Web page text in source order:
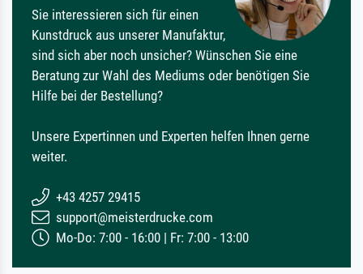
Sie interessieren sich für einen
Kunstdruck aus unserer Manufaktur,
sind sich aber noch unsicher? Wünschen Sie eine
Beratung zur Wahl des Mediums oder benötigen Sie
Hilfe bei der Bestellung?
Unsere Expertinnen und Experten helfen Ihnen gerne
weiter.
+43 4257 29415
support@meisterdrucke.com
Mo-Do: 7:00 - 16:00 | Fr: 7:00 - 13:00